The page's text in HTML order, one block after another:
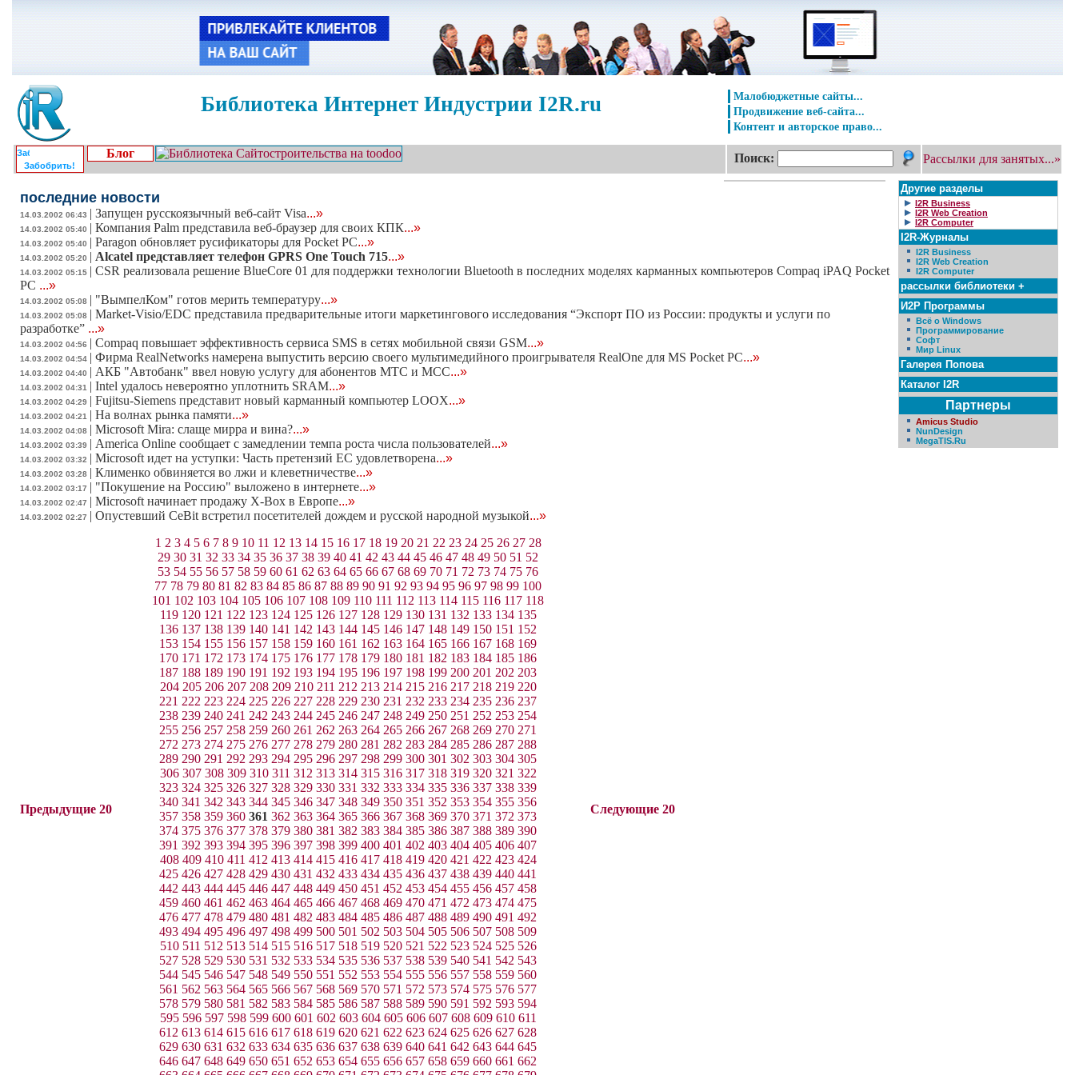
Библиотека Интернет Индустрии I2R.ru
Малобюджетные сайты...
Продвижение веб-сайта...
Контент и авторское право...
Забобрить!
Блог Поиск: Рассылки для занятых...»
последние новости
14.03.2002 06:43 | Запущен русскоязычный веб-сайт Visa...»
14.03.2002 05:40 | Компания Palm представила веб-браузер для своих КПК...»
14.03.2002 05:40 | Paragon обновляет русификаторы для Pocket PC...»
14.03.2002 05:20 | Alcatel представляет телефон GPRS One Touch 715...»
14.03.2002 05:15 | CSR реализовала решение BlueCore 01 для поддержки технологии Bluetooth в последних моделях карманных компьютеров Compaq iPAQ Pocket
PC ...»
14.03.2002 05:08 | "ВымпелКом" готов мерить температуру...»
14.03.2002 05:08 | Market-Visio/EDC представила предварительные итоги маркетингового исследования “Экспорт ПО из России: продукты и услуги по
разработке” ...»
14.03.2002 04:56 | Compaq повышает эффективность сервиса SMS в сетях мобильной связи GSM...»
14.03.2002 04:54 | Фирма RealNetworks намерена выпустить версию своего мультимедийного проигрывателя RealOne для MS Pocket PC...»
14.03.2002 04:40 | АКБ "Автобанк" ввел новую услугу для абонентов МТС и МСС...»
14.03.2002 04:31 | Intel удалось невероятно уплотнить SRAM...»
14.03.2002 04:29 | Fujitsu-Siemens представит новый карманный компьютер LOOX...»
14.03.2002 04:21 | На волнах рынка памяти...»
14.03.2002 04:08 | Microsoft Mira: слаще мирра и вина?...»
14.03.2002 03:39 | America Online сообщает с замедлении темпа роста числа пользователей...»
14.03.2002 03:32 | Microsoft идет на уступки: Часть претензий ЕС удовлетворена...»
14.03.2002 03:28 | Клименко обвиняется во лжи и клеветничестве...»
14.03.2002 03:17 | "Покушение на Россию" выложено в интернете...»
14.03.2002 02:47 | Microsoft начинает продажу X-Box в Европе...»
14.03.2002 02:27 | Опустевший CeBit встретил посетителей дождем и русской народной музыкой...»
Предыдущие 20
1 2 3 4 5 6 7 8 9 10 11 12 13 14 15 16 17 18 19 20 21 22 23 24 25 26 27 28
29 30 31 32 33 34 35 36 37 38 39 40 41 42 43 44 45 46 47 48 49 50 51 52
53 54 55 56 57 58 59 60 61 62 63 64 65 66 67 68 69 70 71 72 73 74 75 76
77 78 79 80 81 82 83 84 85 86 87 88 89 90 91 92 93 94 95 96 97 98 99 100
101 102 103 104 105 106 107 108 109 110 111 112 113 114 115 116 117 118
119 120 121 122 123 124 125 126 127 128 129 130 131 132 133 134 135
136 137 138 139 140 141 142 143 144 145 146 147 148 149 150 151 152
153 154 155 156 157 158 159 160 161 162 163 164 165 166 167 168 169
170 171 172 173 174 175 176 177 178 179 180 181 182 183 184 185 186
187 188 189 190 191 192 193 194 195 196 197 198 199 200 201 202 203
204 205 206 207 208 209 210 211 212 213 214 215 216 217 218 219 220
221 222 223 224 225 226 227 228 229 230 231 232 233 234 235 236 237
238 239 240 241 242 243 244 245 246 247 248 249 250 251 252 253 254
255 256 257 258 259 260 261 262 263 264 265 266 267 268 269 270 271
272 273 274 275 276 277 278 279 280 281 282 283 284 285 286 287 288
289 290 291 292 293 294 295 296 297 298 299 300 301 302 303 304 305
306 307 308 309 310 311 312 313 314 315 316 317 318 319 320 321 322
323 324 325 326 327 328 329 330 331 332 333 334 335 336 337 338 339
340 341 342 343 344 345 346 347 348 349 350 351 352 353 354 355 356
357 358 359 360 361 362 363 364 365 366 367 368 369 370 371 372 373
374 375 376 377 378 379 380 381 382 383 384 385 386 387 388 389 390
391 392 393 394 395 396 397 398 399 400 401 402 403 404 405 406 407
408 409 410 411 412 413 414 415 416 417 418 419 420 421 422 423 424
425 426 427 428 429 430 431 432 433 434 435 436 437 438 439 440 441
442 443 444 445 446 447 448 449 450 451 452 453 454 455 456 457 458
459 460 461 462 463 464 465 466 467 468 469 470 471 472 473 474 475
476 477 478 479 480 481 482 483 484 485 486 487 488 489 490 491 492
493 494 495 496 497 498 499 500 501 502 503 504 505 506 507 508 509
510 511 512 513 514 515 516 517 518 519 520 521 522 523 524 525 526
527 528 529 530 531 532 533 534 535 536 537 538 539 540 541 542 543
544 545 546 547 548 549 550 551 552 553 554 555 556 557 558 559 560
561 562 563 564 565 566 567 568 569 570 571 572 573 574 575 576 577
578 579 580 581 582 583 584 585 586 587 588 589 590 591 592 593 594
595 596 597 598 599 600 601 602 603 604 605 606 607 608 609 610 611
612 613 614 615 616 617 618 619 620 621 622 623 624 625 626 627 628
629 630 631 632 633 634 635 636 637 638 639 640 641 642 643 644 645
646 647 648 649 650 651 652 653 654 655 656 657 658 659 660 661 662
Следующие 20
Другие разделы
I2R Business
I2R Web Creation
I2R Computer
I2R-Журналы
I2R Business
I2R Web Creation
I2R Computer
рассылки библиотеки +
И2Р Программы
Всё о Windows
Программирование
Софт
Мир Linux
Галерея Попова
Каталог I2R
Партнеры
Amicus Studio
NunDesign
MegaTIS.Ru